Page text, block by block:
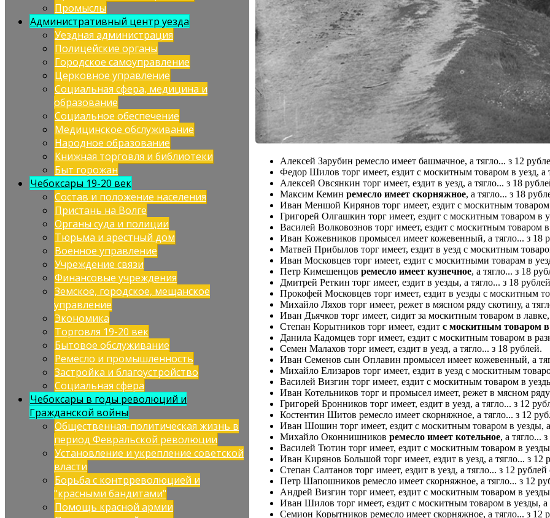
Промыслы
Административный центр уезда
Уездная администрация
Полицейские органы
Городское самоуправление
Церковное управление
Социальная сфера, медицина и
образование
Социальное обеспечение
Медицинское обслуживание
Народное образование
Книжная торговля и библиотеки
Быт горожан
Чебоксары 19-20 век
Состав и положение населения
Пристань на Волге
Органы суда и полиции
Тюрьма и арестный дом
Военное управление
Учреждение связи
Финансовые учреждения
Земское, городское, мещанское
управление
Экономика
Торговля 19-20 век
Бытовое обслуживание
Ремесло и промышленность
Застройка и благоустройство
Социальная сфера
Чебоксары в годы революций и
Гражданской войны
Общественная-политическая жизнь в
период Февральской революции
Установление и укрепление советской
власти
Борьба с контрреволюцией и
"красными бандитами"
Помощь красной армии
Алексей Зарубин ремесло имеет башмачное, а тягло... з 12
Федор Шилов торг имеет, ездит с москитным товаром в уезд, а
Алексей Овсянкин торг имеет, ездит в уезд, а тягло... з 18
Максим Кеминремесло имеет скорняжное, а тягло... з 18
Иван Меншой Кирянов торг имеет, ездит с москитным товаром
Григорей Олгашкин торг имеет, ездит с москитным товаром в
Василей Волковознов торг имеет, ездит с москитным товаром
Иван Кожевников промысел имеет кожевенный, а тягло... з 18
Матвей Прибылов торг имеет, ездит в уезд с москитным
Иван Московцев торг имеет, ездит с москитными товарам в
Петр Кимешенцовремесло имеет кузнечное, а тягло... з 18
Дмитрей Реткин торг имеет, ездит в уезды, а тягло... з 18
Прокофей Московцев торг имеет, ездит в уезды с москитным
Михайло Ляхов торг имеет, режет в мясном ряду скотину, а
Иван Дьячков торг имеет, сидит за москитным товаром в лавке,
Степан Корытников торг имеет, ездитс москитным товаром
Данила Кадомцев торг имеет, ездит с москитным товаром в
Семен Малахов торг имеет, ездит в уезд, а тягло... з 18 рублей.
Иван Семенов сын Оплавин промысел имеет кожевенный, а
Михайло Елизаров торг имеет, ездит в уезд с москитным
Василей Визгин торг имеет, ездит с москитным товаром в
Иван Котельников торг и промысел имеет, режет в мясном
Григорей Бронников торг имеет, ездит в уезд, а тягло... з 12
Костентин Шитов ремесло имеет скорняжное, а тягло... з 12
Иван Шошин торг имеет, ездит с москитным товаром в уезды, а
Михайло Оконнишниковремесло имеет котельное, а тягло...
Василей Тютин торг имеет, ездит с москитным товаром в
Иван Кирянов Большой торг имеет, ездит в уезд, а тягло... з 12
Степан Салтанов торг имеет, ездит в уезд, а тягло... з 12
Петр Шапошников ремесло имеет скорняжное, а тягло... з 12
Андрей Визгин торг имеет, ездит с москитным товаром в
Иван Шилов торг имеет, ездит с москитным товаром в уезды, а
Семион Корытников ремесло имеет скорняжное, а тягло... з 12